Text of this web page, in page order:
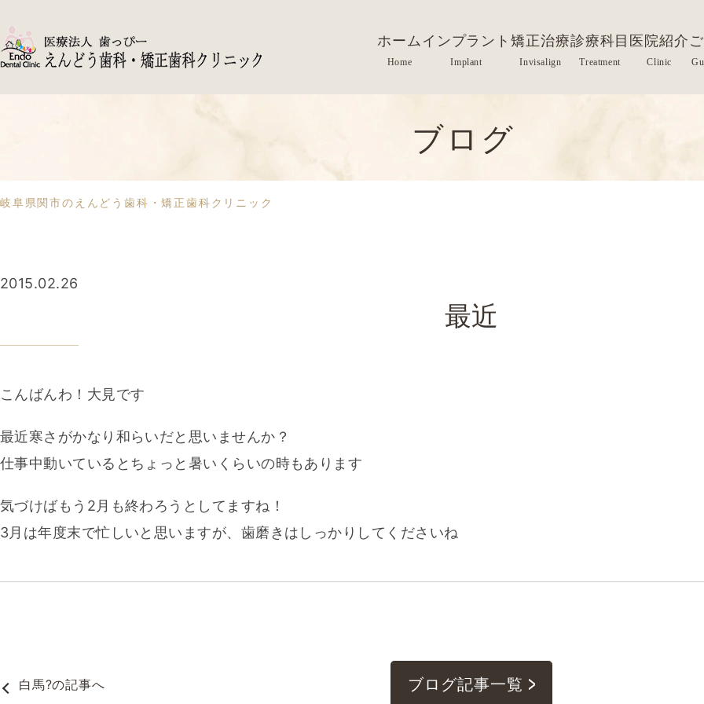
ホーム インプラント矯正治療診療科目 医院紹介
ブログ
岐阜県関市のえんどう歯科・矯正歯科クリニック
最近
2015.02.26
こんばんわ！大見です
最近寒さがかなり和らいだと思いませんか？
仕事中動いているとちょっと暑いくらいの時もあります
気づけばもう2月も終わろうとしてますね！
3月は年度末で忙しいと思いますが、歯磨きはしっかりしてくださいね
白馬?の記事へ ブログ記事一覧